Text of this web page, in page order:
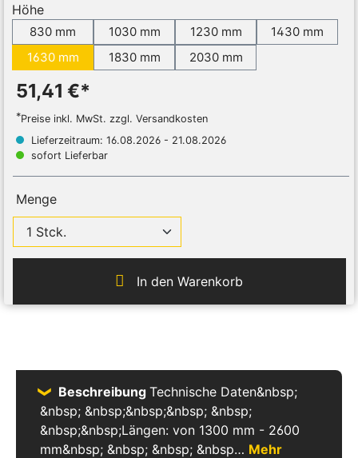
Höhe
830 mm 1030 mm 1230 mm
1430 mm
1630 mm
1830 mm 2030 mm
51,41 €*
*Preise inkl. MwSt. zzgl. Versandkosten
Lieferzeitraum: 16.08.2026 - 21.08.2026
sofort Lieferbar
Menge
In den Warenkorb
Beschreibung Technische Daten&nbsp;
&nbsp; &nbsp;&nbsp;&nbsp; &nbsp;
&nbsp;&nbsp;Längen: von 1300 mm - 2600
mm&nbsp; &nbsp; &nbsp; &nbsp… Mehr